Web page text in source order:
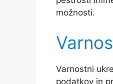
možnosti.
Varnostni
podatkov in